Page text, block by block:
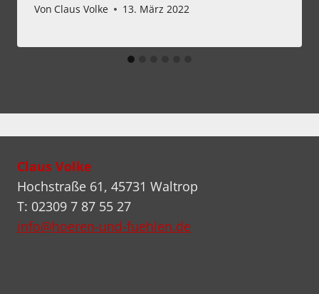
Von Claus Volke 13. März 2022
Claus Volke
Hochstraße 61, 45731 Waltrop
T: 02309 7 87 55 27
info@hoeren-und-fuehlen.de